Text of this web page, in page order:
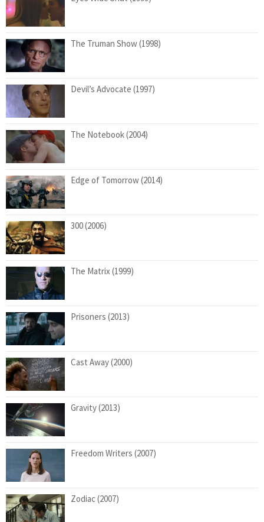
The Truman Show (1998)
Devil’s Advocate (1997)
The Notebook (2004)
Edge of Tomorrow (2014)
300 (2006)
The Matrix (1999)
Prisoners (2013)
Cast Away (2000)
Gravity (2013)
Freedom Writers (2007)
Zodiac (2007)